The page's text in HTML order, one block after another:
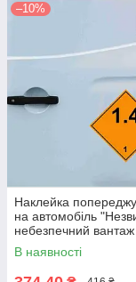
–10%
Наклейка
на автомобіль
небезпечний вантаж
(1.4)" з оракалу
В наявності